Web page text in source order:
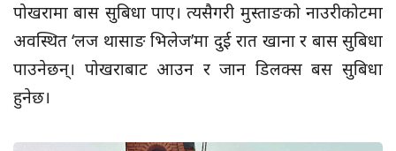
पोखरामा बास सुबिधा पाए। त्यसैगरी मुस्ताङको नाउरीकोटमा
अवस्थित ‘लज थासाङ भिलेज’मा दुई रात खाना र बास सुबिधा
पाउनेछन्। पोखराबाट आउन र जान डिलक्स बस सुबिधा
हुनेछ।